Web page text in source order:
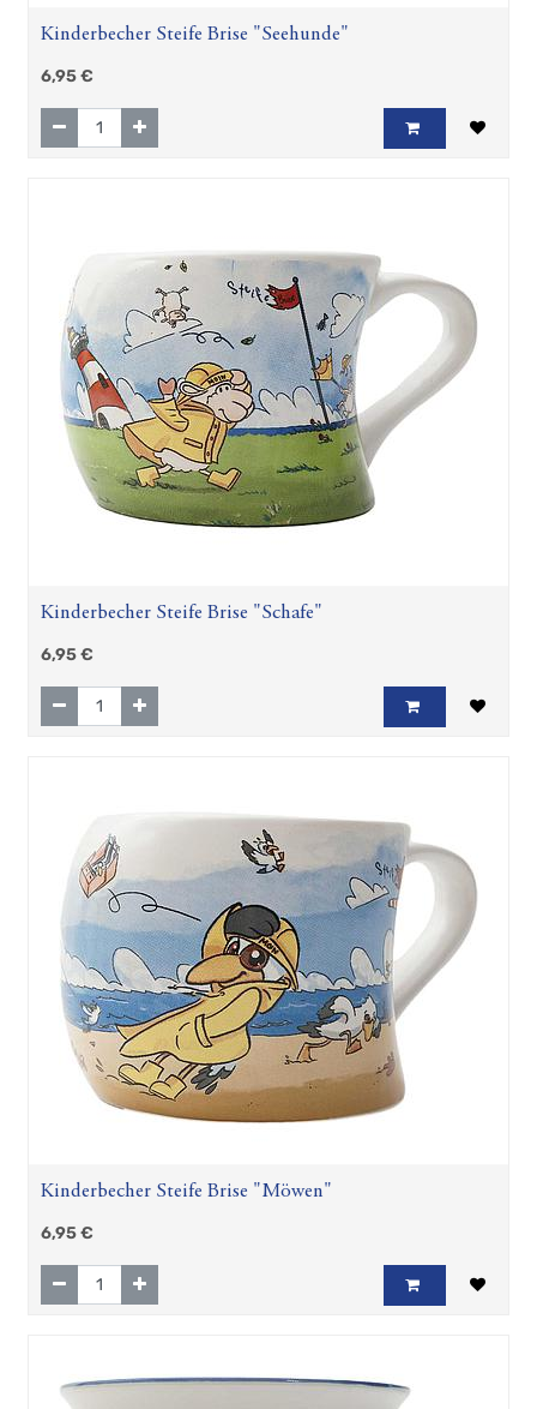
Kinderbecher Steife Brise "Seehunde"
6,95€
Kinderbecher Steife Brise "Schafe"
6,95€
Kinderbecher Steife Brise "Möwen"
6,95€